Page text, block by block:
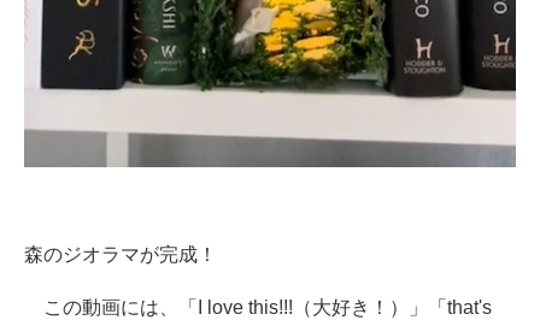
森のジオラマが完成！
この動画には、「I love this!!!（大好き！）」「that's